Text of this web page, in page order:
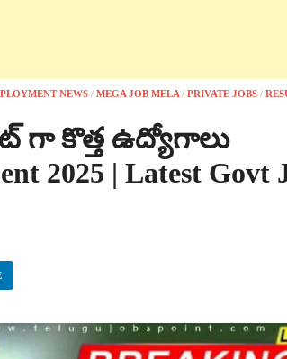
NEWS / MEGA JOB MELA / PRIVATE JOBS /
గా కొత్త ఉద్యోగాలు
2025 | Latest Govt